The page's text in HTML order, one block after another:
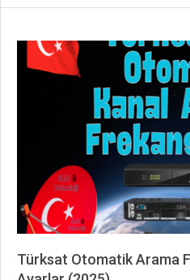
Türksat Otomatik Arama